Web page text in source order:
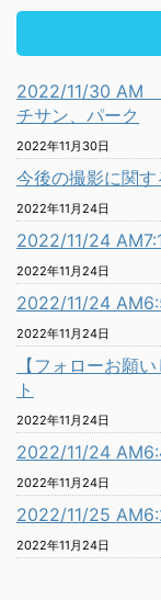
2022/11/30 AM
チサン、パーク
2022年11月30日
今後の撮影に関す
2022年11月24日
2022/11/24
2022年11月24日
2022/11/24
2022年11月24日
【フォローお願
ト
2022年11月24日
2022/11/24
2022年11月24日
2022/11/25
2022年11月24日